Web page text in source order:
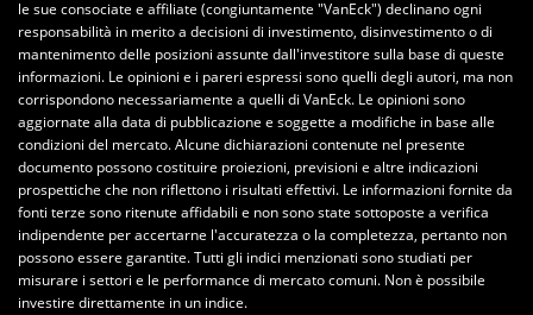
le sue consociate e affiliate (congiuntamente "VanEck") declinano ogni
responsabilità in merito a decisioni di investimento, disinvestimento o di
mantenimento delle posizioni assunte dall'investitore sulla base di queste
informazioni. Le opinioni e i pareri espressi sono quelli degli autori, ma non
corrispondono necessariamente a quelli di VanEck. Le opinioni sono
aggiornate alla data di pubblicazione e soggette a modifiche in base alle
condizioni del mercato. Alcune dichiarazioni contenute nel presente
documento possono costituire proiezioni, previsioni e altre indicazioni
prospettiche che non riflettono i risultati effettivi. Le informazioni fornite da
fonti terze sono ritenute affidabili e non sono state sottoposte a verifica
indipendente per accertarne l'accuratezza o la completezza, pertanto non
possono essere garantite. Tutti gli indici menzionati sono studiati per
misurare i settori e le performance di mercato comuni. Non è possibile
investire direttamente in un indice.